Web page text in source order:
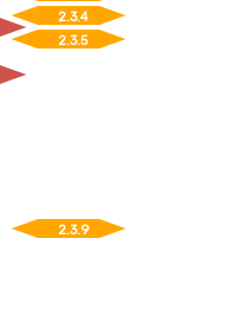
2.3.4
2.3.5
2.3.9